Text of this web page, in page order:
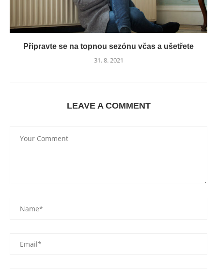
Připravte se na topnou sezónu včas a ušetřete
31. 8. 2021
LEAVE A COMMENT